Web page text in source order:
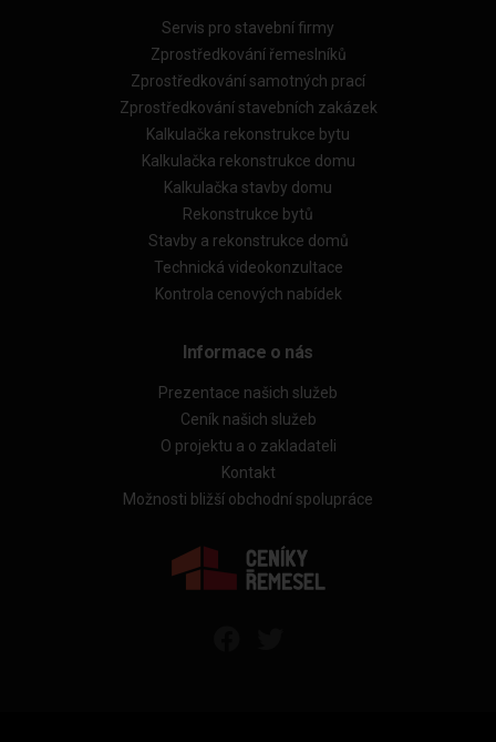
Servis pro stavební firmy
Zprostředkování řemeslníků
Zprostředkování samotných prací
Zprostředkování stavebních zakázek
Kalkulačka rekonstrukce bytu
Kalkulačka rekonstrukce domu
Kalkulačka stavby domu
Rekonstrukce bytů
Stavby a rekonstrukce domů
Technická videokonzultace
Kontrola cenových nabídek
Informace o nás
Prezentace našich služeb
Ceník našich služeb
O projektu a o zakladateli
Kontakt
Možnosti bližší obchodní spolupráce